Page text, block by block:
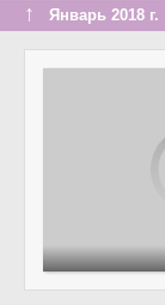
↑ Январь 2018 г.